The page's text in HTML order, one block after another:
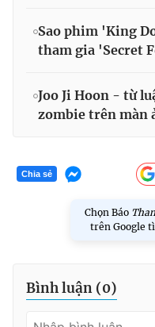
Sao phim 'King
tham gia 'Secret
Joo Ji Hoon - từ
zombie trên màn
Chia sẻ
Chọn Báo
trên Google
Bình luận (0)